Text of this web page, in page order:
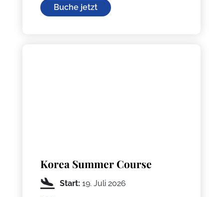
Buche jetzt
Korea Summer Course
Start: 19. Juli 2026